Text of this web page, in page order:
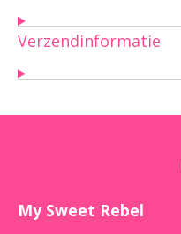
Verzendinformatie
My Sweet Rebel